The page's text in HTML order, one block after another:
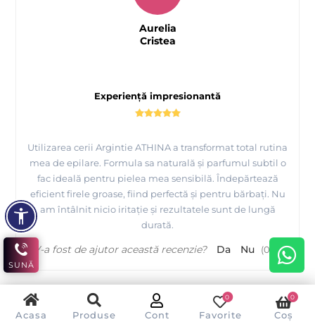
Acasa Produse Cont Favorite
0
Coș
0
Experiență impresionantă
Utilizarea cerii Argintie ATHINA a transformat total rutina
mea de epilare. Formula sa naturală și parfumul subtil o
fac ideală pentru pielea mea sensibilă. Îndepărtează
eficient firele groase, fiind perfectă și pentru bărbați. Nu
am întâlnit nicio iritație și rezultatele sunt de lungă
durată.
Aurelia
Cristea
V-a fost de ajutor această recenzie? Da Nu (0 0)
O
SUNĂ